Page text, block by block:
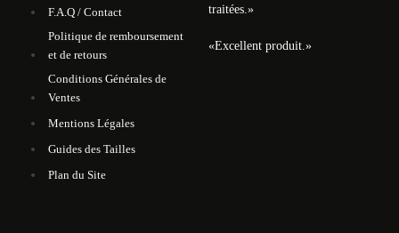
F.A.Q / Contact
Politique de remboursement
et de retours
Conditions Générales de
Ventes
Mentions Légales
Guides des Tailles
Plan du Site
traitées.»
«Excellent produit. »